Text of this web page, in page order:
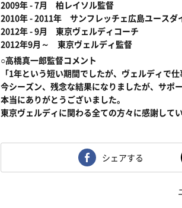
2009年 - 7月 柏レイソル監督
2010年 - 2011年 サンフレッチェ広島ユースダ
2012年 - 9月 東京ヴェルディコーチ
2012年9月～ 東京ヴェルディ監督
○高橋真一郎監督コメント
「1年という短い期間でしたが、ヴェルディで仕
今シーズン、残念な結果になりましたが、サポ
本当にありがとうございました。
東京ヴェルディに関わる全ての方々に感謝してい
シェアする